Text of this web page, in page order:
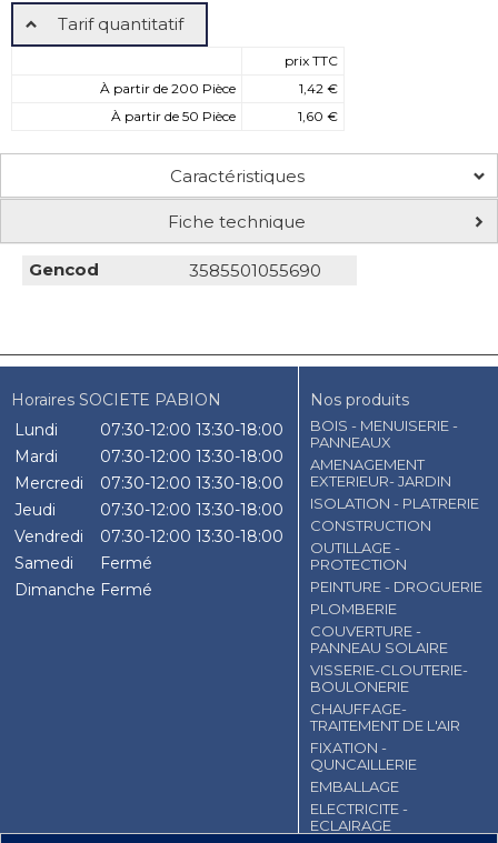
Tarif quantitatif
prix TTC
À partir de 200 Pièce
1,42 €
À partir de 50 Pièce
1,60 €
Caractéristiques
Fiche technique
Gencod 3585501055690
Horaires SOCIETE PABION
Lundi
07:30-12:00 13:30-18:00
Mardi
07:30-12:00 13:30-18:00
Mercredi
07:30-12:00 13:30-18:00
Jeudi
07:30-12:00 13:30-18:00
Vendredi
07:30-12:00 13:30-18:00
Samedi
Fermé
Dimanche Fermé
Nos produits
BOIS - MENUISERIE -
PANNEAUX
AMENAGEMENT
EXTERIEUR- JARDIN
ISOLATION - PLATRERIE
CONSTRUCTION
OUTILLAGE -
PROTECTION
PEINTURE - DROGUERIE
PLOMBERIE
COUVERTURE -
PANNEAU SOLAIRE
VISSERIE-CLOUTERIE-
BOULONERIE
CHAUFFAGE-
TRAITEMENT DE L'AIR
FIXATION -
QUNCAILLERIE
EMBALLAGE
ELECTRICITE -
ECLAIRAGE